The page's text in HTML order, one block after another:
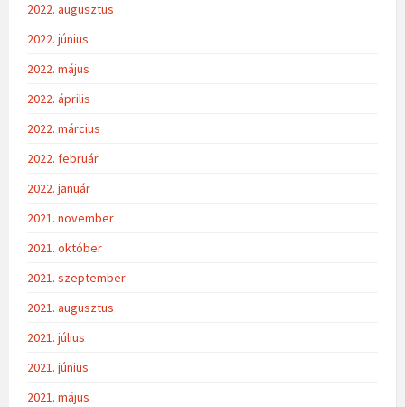
2022. augusztus
2022. június
2022. május
2022. április
2022. március
2022. február
2022. január
2021. november
2021. október
2021. szeptember
2021. augusztus
2021. július
2021. június
2021. május